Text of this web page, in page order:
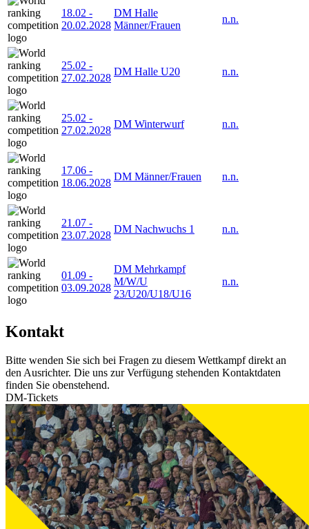
18.02 -
20.02.2028
DM Halle
Männer/Frauen
n.n.
25.02 -
27.02.2028
DM Halle U20 n.n.
25.02 -
27.02.2028
DM Winterwurf n.n.
17.06 -
18.06.2028
DM Männer/Frauen n.n.
21.07 -
23.07.2028
DM Nachwuchs 1 n.n.
01.09 -
03.09.2028
DM Mehrkampf
M/W/U
23/U20/U18/U16
n.n.
Kontakt
Bitte wenden Sie sich bei Fragen zu diesem Wettkampf direkt an
den Ausrichter. Die uns zur Verfügung stehenden Kontaktdaten
finden Sie obenstehend.
DM-Tickets